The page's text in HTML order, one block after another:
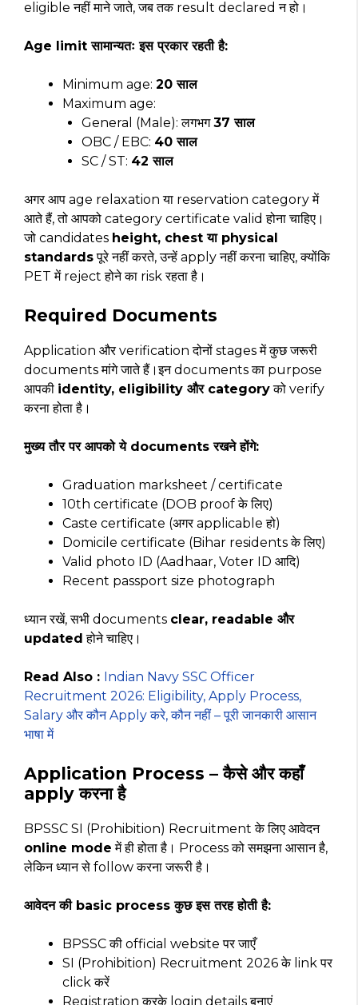
eligible नहीं माने जाते, जब तक result declared न हो।
Age limit सामान्यतः इस प्रकार रहती है:
Minimum age: 20 साल
Maximum age:
General (Male): लगभग37 साल
OBC / EBC: 40 साल
SC / ST: 42 साल
अगर आप age relaxation या reservation category में
आते हैं, तो आपको category certificate valid होना चाहिए।
जो candidates height, chest या physical
standardsपूरे नहीं करते, उन्हें apply नहीं करना चाहिए, क्योंकि
PET में reject होने का risk रहता है।
Required Documents
Application और verification दोनों stages में कुछ जरूरी
documents मांगे जाते हैं।इन documents का purpose
आपकी identity, eligibility और categoryको verify
करना होता है।
मुख्य तौर पर आपको ये documents रखने होंगे:
Graduation marksheet / certificate
10th certificate (DOB proof के लिए)
Caste certificate (अगर applicable हो)
Domicile certificate (Bihar residents के लिए)
Valid photo ID (Aadhaar, Voter ID आदि)
Recent passport size photograph
ध्यान रखें, सभी documents clear, readable और
updated होने चाहिए।
Read Also : Indian Navy SSC Officer
Recruitment 2026: Eligibility, Apply Process,
Salary और कौन Apply करे, कौन नहीं – पूरी जानकारी आसान
भाषा में
Application Process – कैसे और कहाँ
apply करना है
BPSSC SI (Prohibition) Recruitment के लिए आवेदन
online mode में ही होता है। Process को समझना आसान है,
लेकिन ध्यान से follow करना जरूरी है।
आवेदन की basic process कुछ इस तरह होती है:
BPSSC की official website पर जाएँ
SI (Prohibition) Recruitment 2026 के link पर
click करें
Registration करके login details बनाएं